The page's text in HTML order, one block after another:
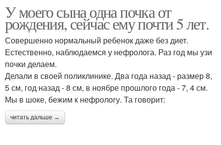
У моего сына одна почка от
рождения, сейчас ему почти 5 лет.
Совершенно нормальный ребенок даже без диет.
Естественно, наблюдаемся у нефролога. Раз год мы узи
почки делаем.
Делали в своей поликлинике. Два года назад - размер 8,
5 см, год назад - 8 см, в ноябре прошлого года - 7, 4 см.
Мы в шоке, бежим к нефрологу. Та говорит:
читать дальше →